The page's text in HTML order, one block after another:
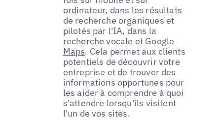
ordinateur, dans les résultats
de recherche organiques et
pilotés par l'IA, dans la
recherche vocale et Google
Maps. Cela permet aux clients
potentiels de découvrir votre
entreprise et de trouver des
informations opportunes pour
les aider à comprendre à quoi
s'attendre lorsqu'ils visitent
l'un de vos sites.